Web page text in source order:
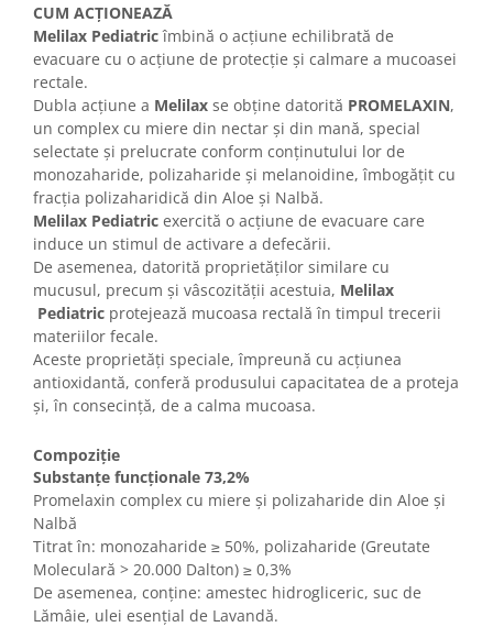
CUM ACȚIONEAZĂ
Melilax Pediatricîmbină o acțiune echilibrată de
evacuare cu o acțiune de protecție și calmare a mucoasei
rectale.
Dubla acțiune a Melilax se obține datorită PROMELAXIN,
un complex cu miere din nectar și din mană, special
selectate și prelucrate conform conținutului lor de
monozaharide, polizaharide și melanoidine, îmbogățit cu
fracția polizaharidică din Aloe și Nalbă.
Melilax Pediatric exercită o acțiune de evacuare care
induce un stimul de activare a defecării.
De asemenea, datorită proprietăților similare cu
mucusul, precum și vâscozității acestuia, Melilax
Pediatric protejează mucoasa rectală în timpul trecerii
materiilor fecale.
Aceste proprietăți speciale, împreună cu acțiunea
antioxidantă, conferă produsului capacitatea de a proteja
și, în consecință, de a calma mucoasa.
Compoziție
Substanțe funcționale 73,2%
Promelaxin complex cu miere și polizaharide din Aloe și
Nalbă
Titrat în: monozaharide ≥ 50%, polizaharide (Greutate
Moleculară > 20.000 Dalton) ≥ 0,3%
De asemenea, conține: amestec hidrogliceric, suc de
Lămâie, ulei esențial de Lavandă.